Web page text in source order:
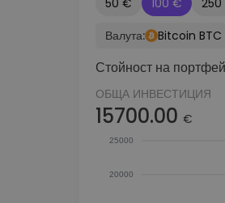
50 €
100 €
Валута:
Bitcoin BTC
Стойност на
ОБЩА ИНВЕСТИЦИЯ
15700.00 €
25000
20000